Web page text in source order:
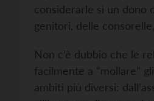
considerarle sì un dono
genitori, delle
Non c’è dubbio che le
facilmente a “mollare”
ambiti più diversi: